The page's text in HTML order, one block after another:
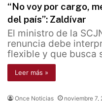
“No voy por cargo,
del país”: Zaldívar
El ministro de la
renuncia debe
flexible y que busca
Leer más »
Once Noticias noviembre 7,